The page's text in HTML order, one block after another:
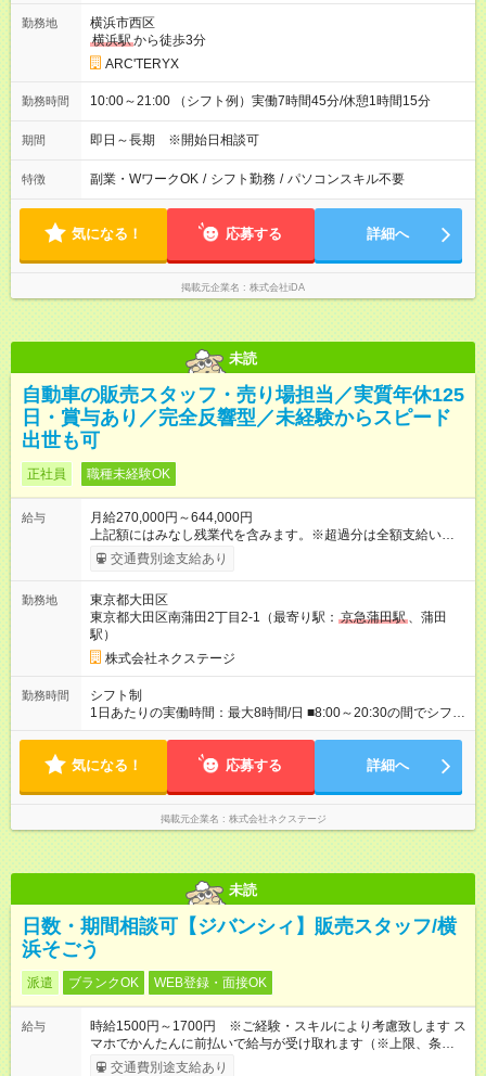
勤務地
横浜市西区
横浜駅から徒歩3分
ARC'TERYX
勤務時間 10:00～21:00 （シフト例）実働7時間45分/休憩1時間15分
期間 即日～長期 ※開始日相談可
特徴 副業・WワークOK / シフト勤務 / パソコンスキル不要
気になる！ 応募する 詳細へ
掲載元企業名 株式会社iDA
未読
自動車の販売スタッフ・売り場担当／実質年休125
日・賞与あり／完全反響型／未経験からスピード
出世も可
正社員 職種未経験OK
給与
月給270,000円～644,000円
上記額にはみなし残業代を含みます。※超過分は全額支給いたし
ます。 みなし残業代 59,000円／月 みなし残業時間 29時間／月
※スキル・能力等を考慮の上決定します。 ＼★ご希望の働き方
ーバル型（全国転勤あり） 月収32万円～64万4，000円 ※グロ
ーバル手当4万1，000円／月を含みます。 ■中域型（エリア内勤
務：県を跨ぐ転勤あり・転居は応相談） 月収29万円～60万7，
000円 ■地域限定型（転居を伴う転勤なし：通勤可能な範囲の
み） 月収270万～58万3，000円 【 昇給・賞与 】 ■昇給：年1
回 ■賞与：通常賞与/年4回＋チーム賞与/年2回（☆あなたの活躍
に合わせて支給！※規定あり） 【試用期間】試用期間あり 試用
交通費別途支給あり
勤務地
東京都大田区
東京都大田区南蒲田2丁目2-1（最寄り駅： 京急蒲田駅 、蒲田
駅）
株式会社ネクステージ
勤務時間
シフト制
1日あたりの実働時間：最大8時間/日 ■8:00～20:30の間でシフト
制（実働8h／休憩60分） ※9:30～18:30（メイン時間帯）を軸
業が少なめなので、仕事終わりの趣味や家族と過ごす時間もた
気になる！ 応募する 詳細へ
掲載元企業名 株式会社ネクステージ
未読
日数・期間相談可【ジバンシィ】販売スタッフ/横
浜そごう
派遣 ブランクOK WEB登録・面接OK
給与
時給1500円～1700円 ※ご経験・スキルにより考慮致します ス
マホでかんたんに前払いで給与が受け取れます（※上限、条件
あり）交通費別途支給あり